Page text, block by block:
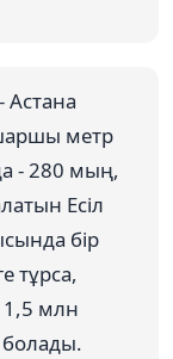
метр
- 280 мың,
Есіл
бір
тұрса,
1,5 млн
болады.